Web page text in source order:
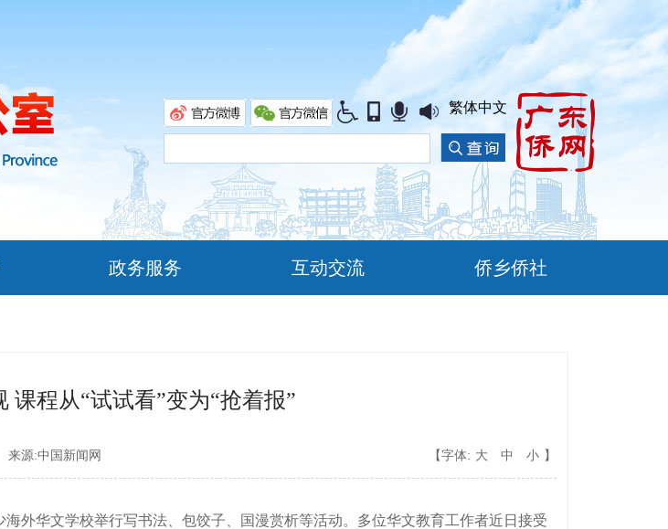
繁体中文
政务服务 互动交流 侨乡侨社
课程从“试试看”变为“抢着报”
来源:中国新闻网 【字体: 大 中 小 】
华文学校举行写书法、包饺子、国漫赏析等活动。多位华文教育工作者近日接受